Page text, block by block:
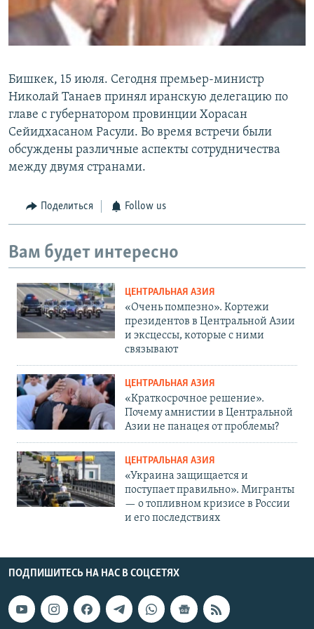
Бишкек, 15 июля. Сегодня премьер-министр
Николай Танаев принял иранскую делегацию по
главе с губернатором провинции Хорасан
Сейидхасаном Расули. Во время встречи были
обсуждены различные аспекты сотрудничества
между двумя странами.
Поделиться Follow us
Вам будет интересно
ЦЕНТРАЛЬНАЯ АЗИЯ
«Очень помпезно». Кортежи
президентов в Центральной Азии
и эксцессы, которые с ними
связывают
ЦЕНТРАЛЬНАЯ АЗИЯ
«Краткосрочное решение».
Почему амнистии в Центральной
Азии не панацея от проблемы?
ЦЕНТРАЛЬНАЯ АЗИЯ
«Украина защищается и
поступает правильно». Мигранты
— о топливном кризисе в России
и его последствиях
ПОДПИШИТЕСЬ НА НАС В СОЦСЕТЯХ